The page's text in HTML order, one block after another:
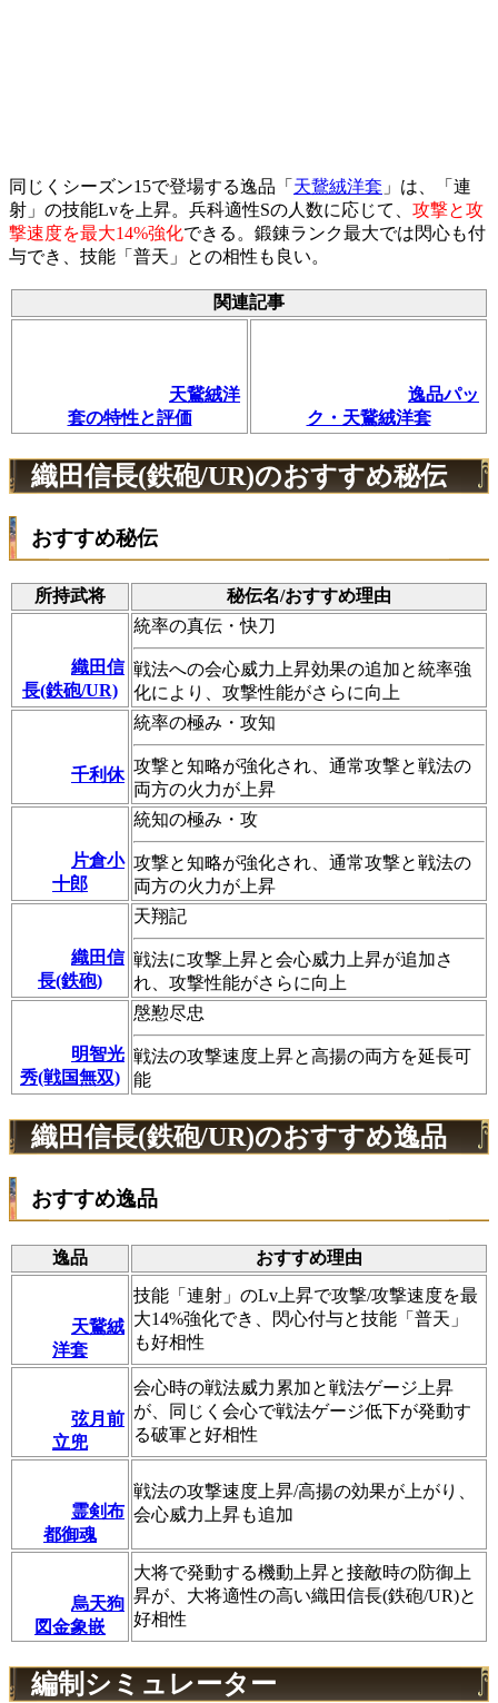
同じくシーズン15で登場する逸品「 天鵞絨洋套 」は、「連
射」の技能Lvを上昇。兵科適性Sの人数に応じて、 攻撃と攻
撃速度を最大14%強化できる。鍛錬ランク最大では閃心も付
与でき、技能「普天」との相性も良い。
関連記事
天鵞絨洋
套の特性と評価
逸品パッ
ク・天鵞絨洋套
織田信長(鉄砲/UR)のおすすめ秘伝
おすすめ秘伝
所持武将 秘伝名/おすすめ理由
織田信
長(鉄砲/UR)
統率の真伝・快刀
戦法への会心威力上昇効果の追加と統率強
化により、攻撃性能がさらに向上
千利休
統率の極み・攻知
攻撃と知略が強化され、通常攻撃と戦法の
両方の火力が上昇
片倉小
十郎
統知の極み・攻
攻撃と知略が強化され、通常攻撃と戦法の
両方の火力が上昇
織田信
長(鉄砲)
天翔記
戦法に攻撃上昇と会心威力上昇が追加さ
れ、攻撃性能がさらに向上
明智光
秀(戦国無双)
慇懃尽忠
戦法の攻撃速度上昇と高揚の両方を延長可
能
織田信長(鉄砲/UR)のおすすめ逸品
おすすめ逸品
逸品 おすすめ理由
天鵞絨
洋套
技能「連射」のLv上昇で攻撃/攻撃速度を最
大14%強化でき、閃心付与と技能「普天」
も好相性
弦月前
立兜
会心時の戦法威力累加と戦法ゲージ上昇
が、同じく会心で戦法ゲージ低下が発動す
る破軍と好相性
霊剣布
都御魂
戦法の攻撃速度上昇/高揚の効果が上がり、
会心威力上昇も追加
烏天狗
図金象嵌
大将で発動する機動上昇と接敵時の防御上
昇が、大将適性の高い織田信長(鉄砲/UR)と
好相性
編制シミュレーター